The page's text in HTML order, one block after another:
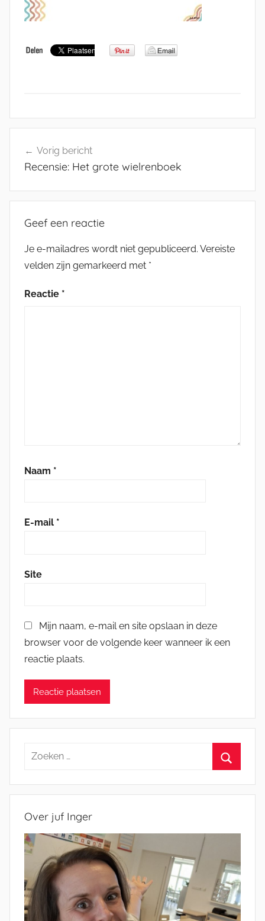
navigatie
Vorig bericht
Recensie: Het grote wielrenboek
Geef een reactie
Je e-mailadres wordt niet gepubliceerd. Vereiste
velden zijn gemarkeerd met *
Reactie *
Naam *
E-mail *
Site
Mijn naam, e-mail en site opslaan in deze
browser voor de volgende keer wanneer ik een
reactie plaats.
Zoeken
Over juf Inger